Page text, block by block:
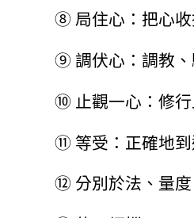
⑧ 局住心：把心
⑨ 調伏心：調教、
⑩ 止觀一心：修
⑪ 等受：正確地
⑫ 分別於法、量